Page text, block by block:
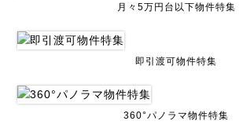
月々5万円台以下物件特集
即引渡可物件特集
360°パノラマ物件特集